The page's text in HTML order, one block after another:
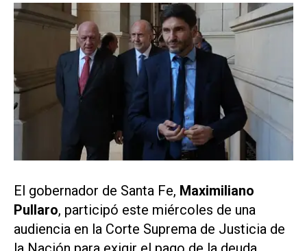
El gobernador de Santa Fe, Maximiliano
Pullaro, participó este miércoles de una
audiencia en la Corte Suprema de Justicia de